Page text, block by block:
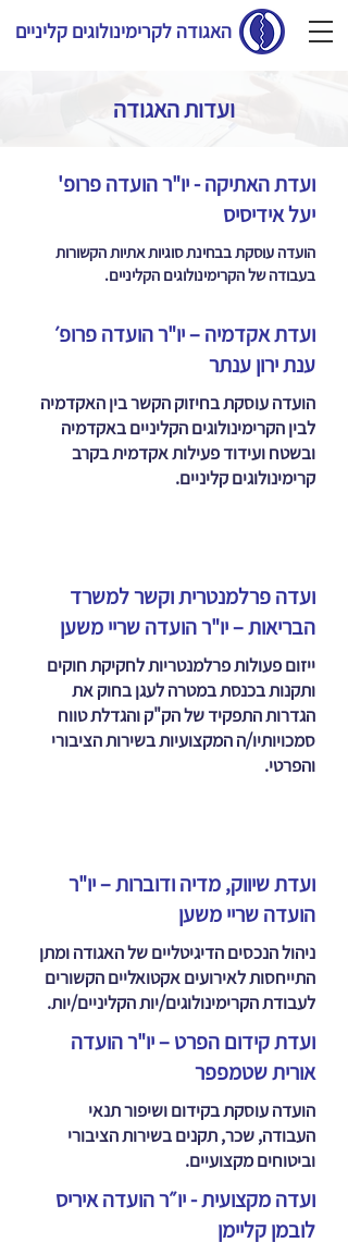
האגודה לקרימינולוגים קליניים
ועדות האגודה
ועדת האתיקה - יו"ר הועדה פרופ'
יעל אידיסיס
הועדה עוסקת בבחינת סוגיות אתיות הקשורות
בעבודה של הקרימינולוגים הקליניים.
ועדת אקדמיה – יו"ר הועדה פרופ׳
ענת ירון ענתר
הועדה עוסקת בחיזוק הקשר בין האקדמיה
לבין הקרימינולוגים הקליניים באקדמיה
ובשטח ועידוד פעילות אקדמית בקרב
קרימינולוגים קליניים.
ועדה פרלמנטרית וקשר למשרד
הבריאות – יו"ר הועדה שריי משען
ייזום פעולות פרלמנטריות לחקיקת חוקים
ותקנות בכנסת במטרה לעגן בחוק את
הגדרות התפקיד של הק"ק והגדלת טווח
סמכויותיו/ה המקצועיות בשירות הציבורי
והפרטי.
ועדת שיווק, מדיה ודוברות – יו"ר
הועדה שריי משען
ניהול הנכסים הדיגיטליים של האגודה ומתן
התייחסות לאירועים אקטואליים הקשורים
לעבודת הקרימינולוגים/יות הקליניים/יות.
ועדת קידום הפרט – יו"ר הועדה
אורית שטמפפר
הועדה עוסקת בקידום ושיפור תנאי
העבודה, שכר, תקנים בשירות הציבורי
וביטוחים מקצועיים.
ועדה מקצועית - יו״ר הועדה איריס
לובמן קליימן